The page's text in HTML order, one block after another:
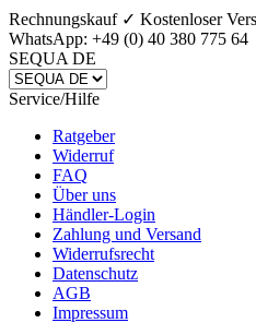
Rechnungskauf ✓ Kostenloser
WhatsApp: +49 (0) 40 380 775 64
SEQUA DE
Service/Hilfe
Ratgeber
Widerruf
FAQ
Über uns
Händler-Login
Zahlung und Versand
Widerrufsrecht
Datenschutz
AGB
Impressum